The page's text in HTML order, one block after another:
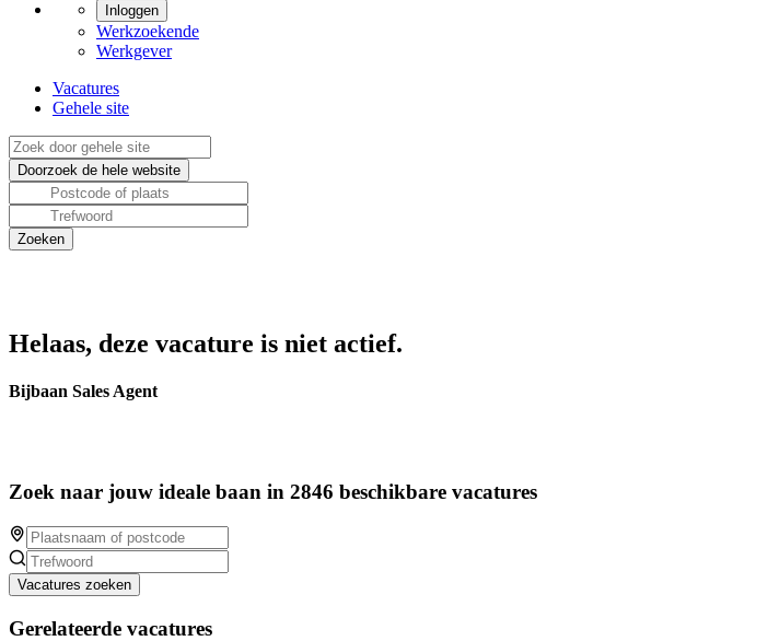
Inloggen
Werkzoekende
Werkgever
Vacatures
Gehele site
Helaas, deze vacature is niet actief.
Bijbaan Sales Agent
Zoek naar jouw ideale baan in 2846 beschikbare vacatures
Vacatures zoeken
Gerelateerde vacatures